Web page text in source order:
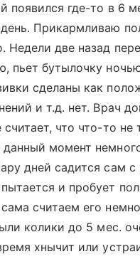
появился где-то в 6
Прикармливаю
Недели две назад
пьет бутылочку
сделаны как
и т.д. нет. Врач
что что-то не
момент
дней садится сам
и пробует
считаем его
колики до 5 мес.
хнычит или